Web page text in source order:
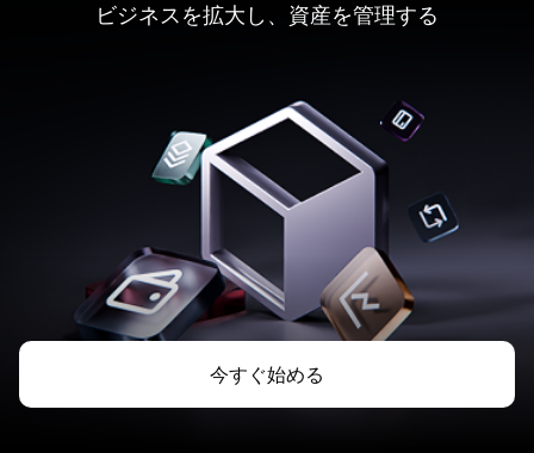
ビジネスを拡大し、資産を管理する
今すぐ始める